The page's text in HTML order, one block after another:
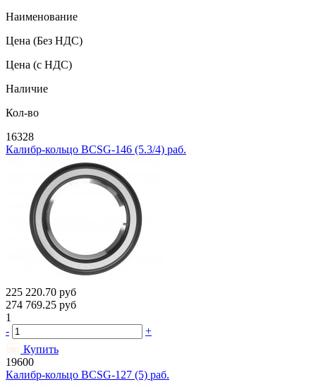
Наименование
Цена (Без НДС)
Цена (с НДС)
Наличие
Кол-во
16328
Калибр-кольцо BCSG-146 (5.3/4) раб.
225 220.70 руб
274 769.25 руб
1
-
+
Купить
19600
Калибр-кольцо BCSG-127 (5) раб.